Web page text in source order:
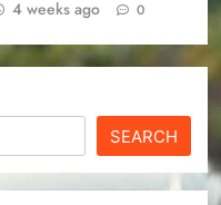
4 weeks ago 0
SEARCH